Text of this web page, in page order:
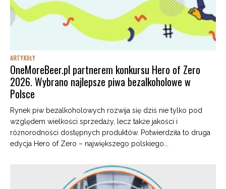
ARTYKUŁY
OneMoreBeer.pl partnerem konkursu Hero of Zero
2026. Wybrano najlepsze piwa bezalkoholowe w
Polsce
Rynek piw bezalkoholowych rozwija się dziś nie tylko pod
względem wielkości sprzedaży, lecz także jakości i
różnorodności dostępnych produktów. Potwierdziła to druga
edycja Hero of Zero – największego polskiego...